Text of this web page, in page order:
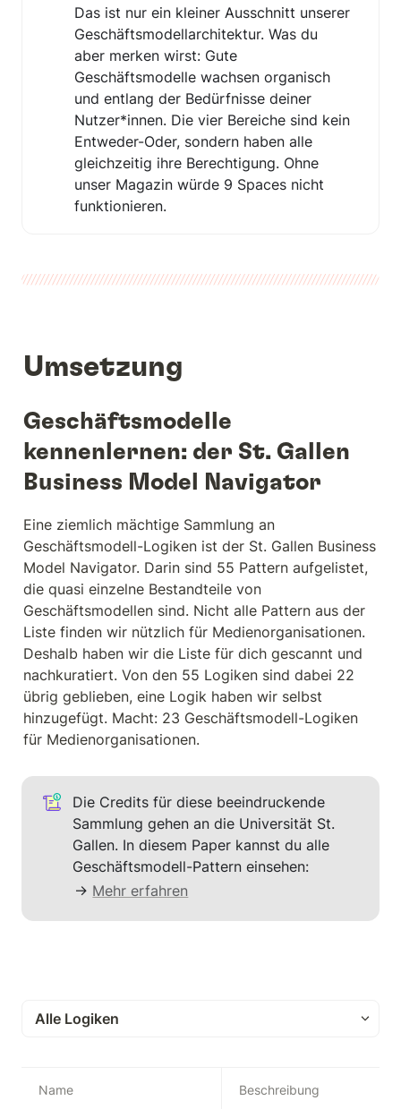
Das ist nur ein kleiner Ausschnitt unserer
Geschäftsmodellarchitektur. Was du
aber merken wirst: Gute
Geschäftsmodelle wachsen organisch
und entlang der Bedürfnisse deiner
Nutzer*innen. Die vier Bereiche sind kein
Entweder-Oder, sondern haben alle
gleichzeitig ihre Berechtigung. Ohne
unser Magazin würde 9 Spaces nicht
funktionieren.
Umsetzung
Geschäftsmodelle
kennenlernen: der St. Gallen
Business Model Navigator
Eine ziemlich mächtige Sammlung an
Geschäftsmodell-Logiken ist der St. Gallen Business
Model Navigator. Darin sind 55 Pattern aufgelistet,
die quasi einzelne Bestandteile von
Geschäftsmodellen sind. Nicht alle Pattern aus der
Liste finden wir nützlich für Medienorganisationen.
Deshalb haben wir die Liste für dich gescannt und
nachkuratiert. Von den 55 Logiken sind dabei 22
übrig geblieben, eine Logik haben wir selbst
hinzugefügt. Macht: 23 Geschäftsmodell-Logiken
für Medienorganisationen.
Die Credits für diese beeindruckende
Sammlung gehen an die Universität St.
Gallen. In diesem Paper kannst du alle
Geschäftsmodell-Pattern einsehen:
→ Mehr erfahren
Alle Logiken
Name Beschreibung